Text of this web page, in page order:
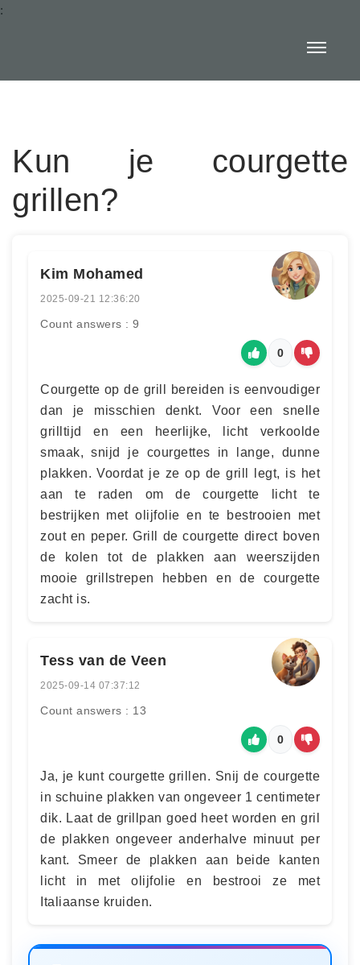
:
Kun je courgette
grillen?
Kim Mohamed
2025-09-21 12:36:20
Count answers : 9
0
Courgette op de grill bereiden is eenvoudiger
dan je misschien denkt. Voor een snelle
grilltijd en een heerlijke, licht verkoolde
smaak, snijd je courgettes in lange, dunne
plakken. Voordat je ze op de grill legt, is het
aan te raden om de courgette licht te
bestrijken met olijfolie en te bestrooien met
zout en peper. Grill de courgette direct boven
de kolen tot de plakken aan weerszijden
mooie grillstrepen hebben en de courgette
zacht is.
Tess van de Veen
2025-09-14 07:37:12
Count answers : 13
0
Ja, je kunt courgette grillen. Snij de courgette
in schuine plakken van ongeveer 1 centimeter
dik. Laat de grillpan goed heet worden en gril
de plakken ongeveer anderhalve minuut per
kant. Smeer de plakken aan beide kanten
licht in met olijfolie en bestrooi ze met
Italiaanse kruiden.